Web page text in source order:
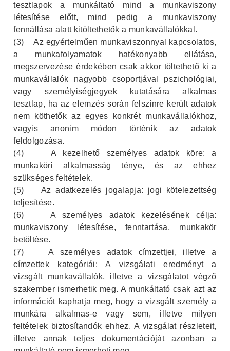
tesztlapok a munkáltató mind a munkaviszony
létesítése előtt, mind pedig a munkaviszony
fennállása alatt kitöltethetők a munkavállalókkal.
(3)
Az egyértelműen munkaviszonnyal kapcsolatos,
a munkafolyamatok hatékonyabb ellátása,
megszervezése érdekében csak akkor töltethető ki a
munkavállalók nagyobb csoportjával pszichológiai,
vagy személyiségjegyek kutatására alkalmas
tesztlap, ha az elemzés során felszínre került adatok
nem köthetők az egyes konkrét munkavállalókhoz,
vagyis anonim módon történik az adatok
feldolgozása.
(4)
A kezelhető személyes adatok köre: a
munkaköri alkalmasság ténye, és az ehhez
szükséges feltételek.
(5)
Az adatkezelés jogalapja: jogi kötelezettség
teljesítése.
(6)
A személyes adatok kezelésének célja:
munkaviszony létesítése, fenntartása, munkakör
betöltése.
(7)
A személyes adatok címzettjei, illetve a
címzettek kategóriái: A vizsgálati eredményt a
vizsgált munkavállalók, illetve a vizsgálatot végző
szakember ismerhetik meg. A munkáltató csak azt az
információt kaphatja meg, hogy a vizsgált személy a
munkára alkalmas-e vagy sem, illetve milyen
feltételek biztosítandók ehhez. A vizsgálat részleteit,
illetve annak teljes dokumentációját azonban a